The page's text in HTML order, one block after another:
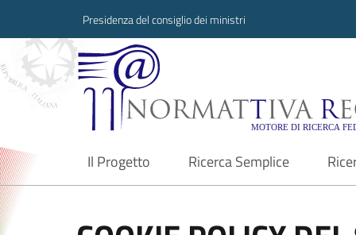
Presidenza del consiglio dei ministri
Normattiva
Il Progetto
current Ricerca Semplice